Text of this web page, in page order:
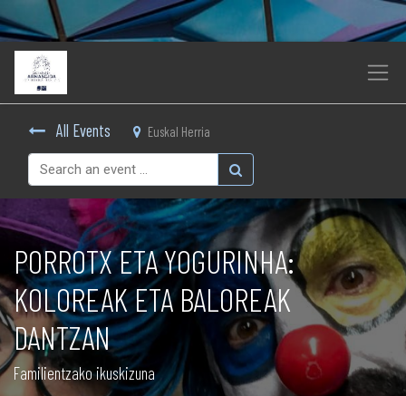
All Events Euskal Herria
PORROTX ETA YOGURINHA:
KOLOREAK ETA BALOREAK
DANTZAN
Familientzako ikuskizuna